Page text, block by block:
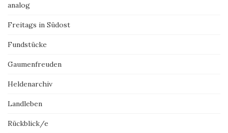
analog
Freitags in Südost
Fundstücke
Gaumenfreuden
Heldenarchiv
Landleben
Rückblick/e